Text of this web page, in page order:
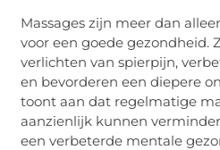
Massages zijn meer dan
voor een goede gezondheid.
verlichten van spierpijn,
en bevorderen een diepere
toont aan dat regelmatige
aanzienlijk kunnen
een verbeterde mentale